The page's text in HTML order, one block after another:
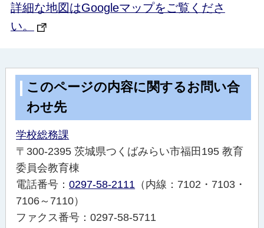
詳細な地図はGoogleマップをご覧くださ
い。
このページの内容に関するお問い合
わせ先
学校総務課
〒300-2395 茨城県つくばみらい市福田195 教育
委員会教育棟
電話番号：0297-58-2111 （内線：7102・7103・
7106～7110）
ファクス番号：0297-58-5711